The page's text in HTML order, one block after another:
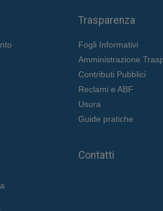
o
Trasparenza
Fogli Informativi
Amministrazione
Contributi Pubblici
Reclami e ABF
Usura
Guide pratiche
Contatti